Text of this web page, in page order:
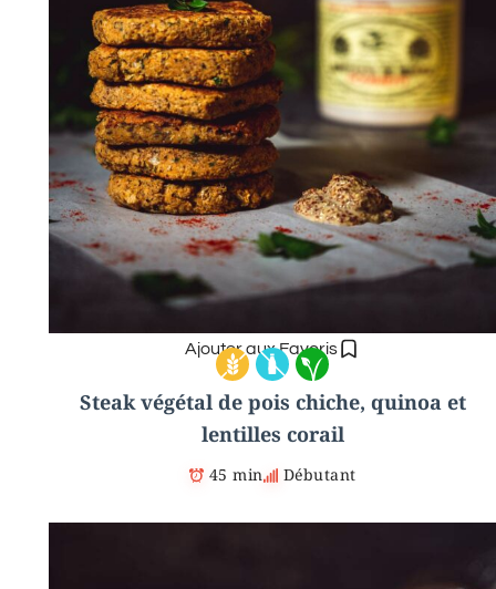
Ajouter aux Favoris
Steak végétal de pois chiche, quinoa et
lentilles corail
45 min Débutant